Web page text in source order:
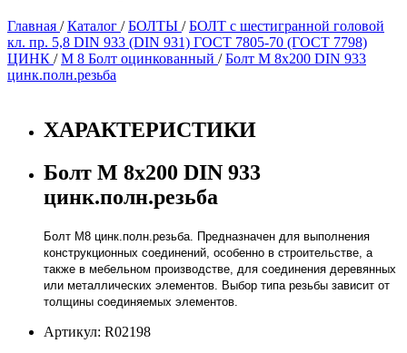
Главная /Каталог /БОЛТЫ /БОЛТ с шестигранной головой
кл. пр. 5,8 DIN 933 (DIN 931) ГОСТ 7805-70 (ГОСТ 7798)
ЦИНК /М 8 Болт оцинкованный /Болт М 8х200 DIN 933
цинк.полн.резьба
ХАРАКТЕРИСТИКИ
Болт М 8х200 DIN 933
цинк.полн.резьба
Болт М8 цинк.полн.резьба. Предназначен для выполнения
конструкционных соединений, особенно в строительстве, а
также в мебельном производстве, для соединения деревянных
или металлических элементов. Выбор типа резьбы зависит от
толщины соединяемых элементов.
Артикул: R02198